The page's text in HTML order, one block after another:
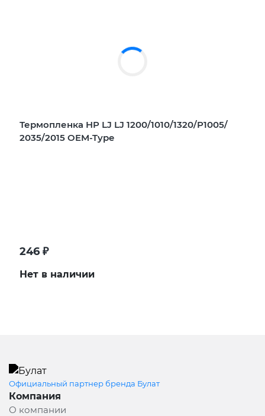
Термопленка HP LJ LJ 1200/1010/1320/P1005/
2035/2015 OEM-Type
246 ₽
Нет в наличии
Официальный партнер бренда Булат
Компания
О компании